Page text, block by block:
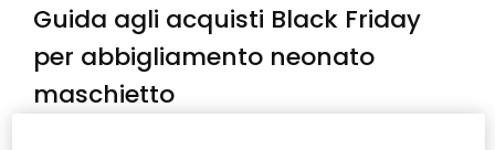
Guida agli acquisti Black Friday
per abbigliamento neonato
maschietto